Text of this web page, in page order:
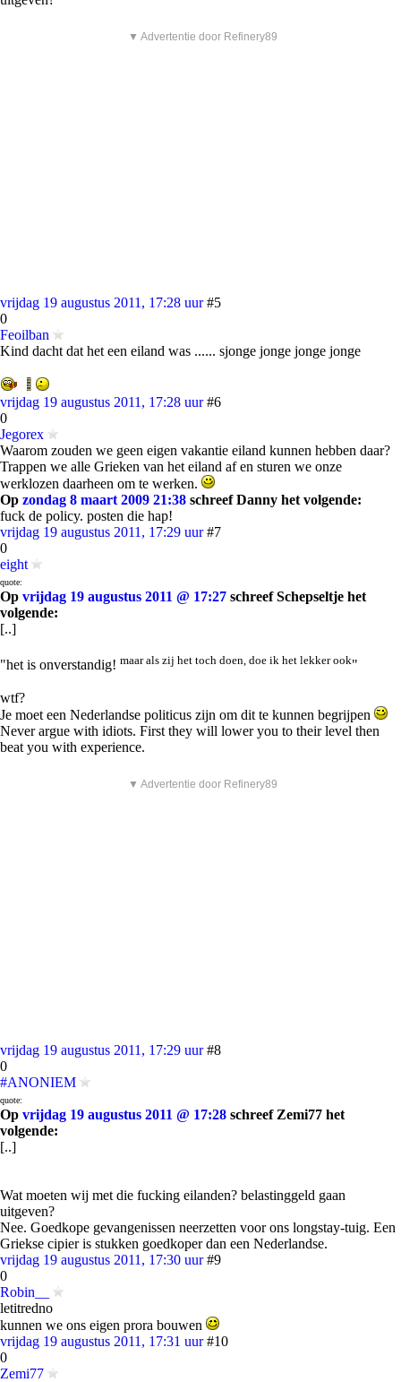
▼ Advertentie door Refinery89
vrijdag 19 augustus 2011, 17:28 uur #5
0
Feoilban
Kind dacht dat het een eiland was ...... sjonge jonge jonge jonge
vrijdag 19 augustus 2011, 17:28 uur #6
0
Jegorex
Waarom zouden we geen eigen vakantie eiland kunnen hebben daar?
Trappen we alle Grieken van het eiland af en sturen we onze
werklozen daarheen om te werken.
Op zondag 8 maart 2009 21:38 schreef Danny het volgende:
fuck de policy. posten die hap!
vrijdag 19 augustus 2011, 17:29 uur #7
0
eight
quote:
Op vrijdag 19 augustus 2011 @ 17:27 schreef Schepseltje het
volgende:
[..]
"het is onverstandig! maar als zij het toch doen, doe ik het lekker ook"
wtf?
Je moet een Nederlandse politicus zijn om dit te kunnen begrijpen
Never argue with idiots. First they will lower you to their level then
beat you with experience.
▼ Advertentie door Refinery89
vrijdag 19 augustus 2011, 17:29 uur #8
0
#ANONIEM
quote:
Op vrijdag 19 augustus 2011 @ 17:28 schreef Zemi77 het
volgende:
[..]
Wat moeten wij met die fucking eilanden? belastinggeld gaan
uitgeven?
Nee. Goedkope gevangenissen neerzetten voor ons longstay-tuig. Een
Griekse cipier is stukken goedkoper dan een Nederlandse.
vrijdag 19 augustus 2011, 17:30 uur #9
0
Robin__
letitredno
kunnen we ons eigen prora bouwen
vrijdag 19 augustus 2011, 17:31 uur #10
0
Zemi77